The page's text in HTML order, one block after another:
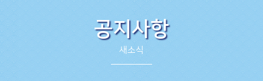
공지사항
새소식